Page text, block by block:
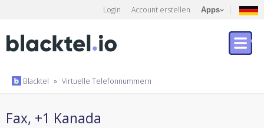
Login Account erstellen Apps
Blacktel » Virtuelle Telefonnummern
Fax, +1 Kanada